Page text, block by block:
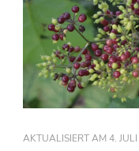
AKTUALISIERT AM 4.